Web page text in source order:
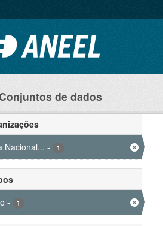
de dados
Nacional... - 1
- 1